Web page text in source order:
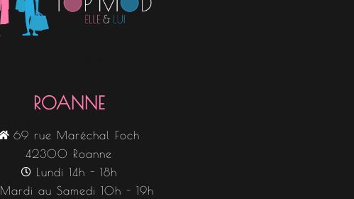
ROANNE
69 rue Maréchal Foch
42300 Roanne
Lundi 14h - 18h
Mardi au Samedi 10h - 19h